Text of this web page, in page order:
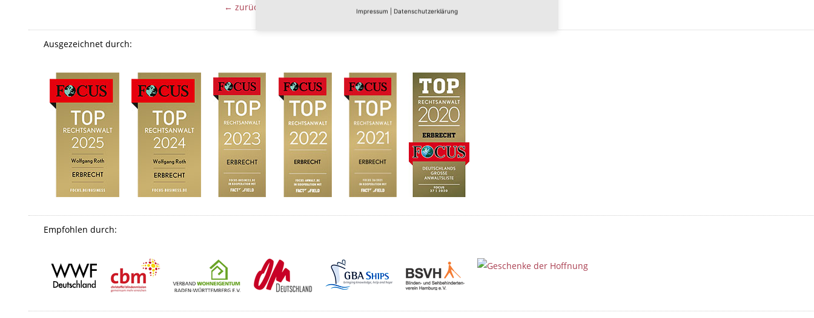
← zurück
Ausgezeichnet durch:
Empfohlen durch:
Impressum Datenschutzerklärung